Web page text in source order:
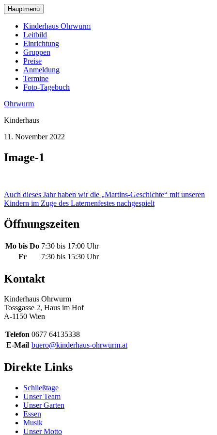
zum
Hauptinhalt
wechseln
Hauptmenü
Kinderhaus Ohrwurm
Leitbild
Einrichtung
Gruppen
Preise
Anmeldung
Termine
Foto-Tagebuch
Ohrwurm
Kinderhaus
11. November 2022
Image-1
Beitragsnavigation
Auch dieses Jahr haben wir die „Martins-Geschichte“ mit unseren
Kindern im Zuge des Laternenfestes nachgespielt
Öffnungszeiten
Mo bis Do 7:30 bis 17:00 Uhr
Fr
7:30 bis 15:30 Uhr
Kontakt
Kinderhaus Ohrwurm
Tossgasse 2, Haus im Hof
A-1150 Wien
Telefon 0677 64135338
E-Mail buero@kinderhaus-ohrwurm.at
Direkte Links
Schließtage
Unser Team
Unser Garten
Essen
Musik
Unser Motto